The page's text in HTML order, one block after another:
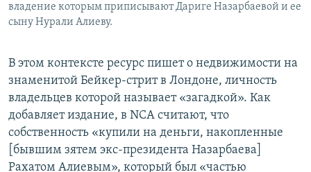
владение которым приписывают Дариге Назарбаевой и ее
сыну Нурали Алиеву.
В этом контексте ресурс пишет о недвижимости на
знаменитой Бейкер-стрит в Лондоне, личность
владельцев которой называет «загадкой». Как
добавляет издание, в NCA считают, что
собственность «купили на деньги, накопленные
[бывшим зятем экс-президента Назарбаева]
Рахатом Алиевым», который был «частью